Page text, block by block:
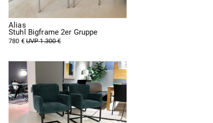
Alias
Stuhl Bigframe 2er Gruppe
780 €UVP 1.300 €